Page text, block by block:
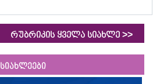
რუბრიკის ყველა სიახლე >>
სიახლეები